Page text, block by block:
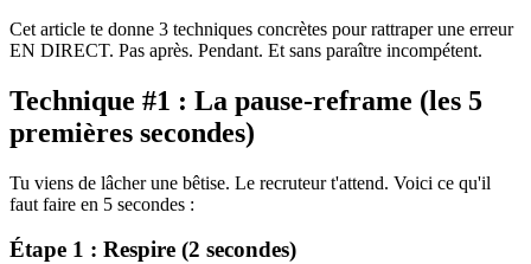
Cet article te donne 3 techniques concrètes pour rattraper une erreur
EN DIRECT. Pas après. Pendant. Et sans paraître incompétent.
Technique #1 : La pause-reframe (les 5
premières secondes)
Tu viens de lâcher une bêtise. Le recruteur t'attend. Voici ce qu'il
faut faire en 5 secondes :
Étape 1 : Respire (2 secondes)